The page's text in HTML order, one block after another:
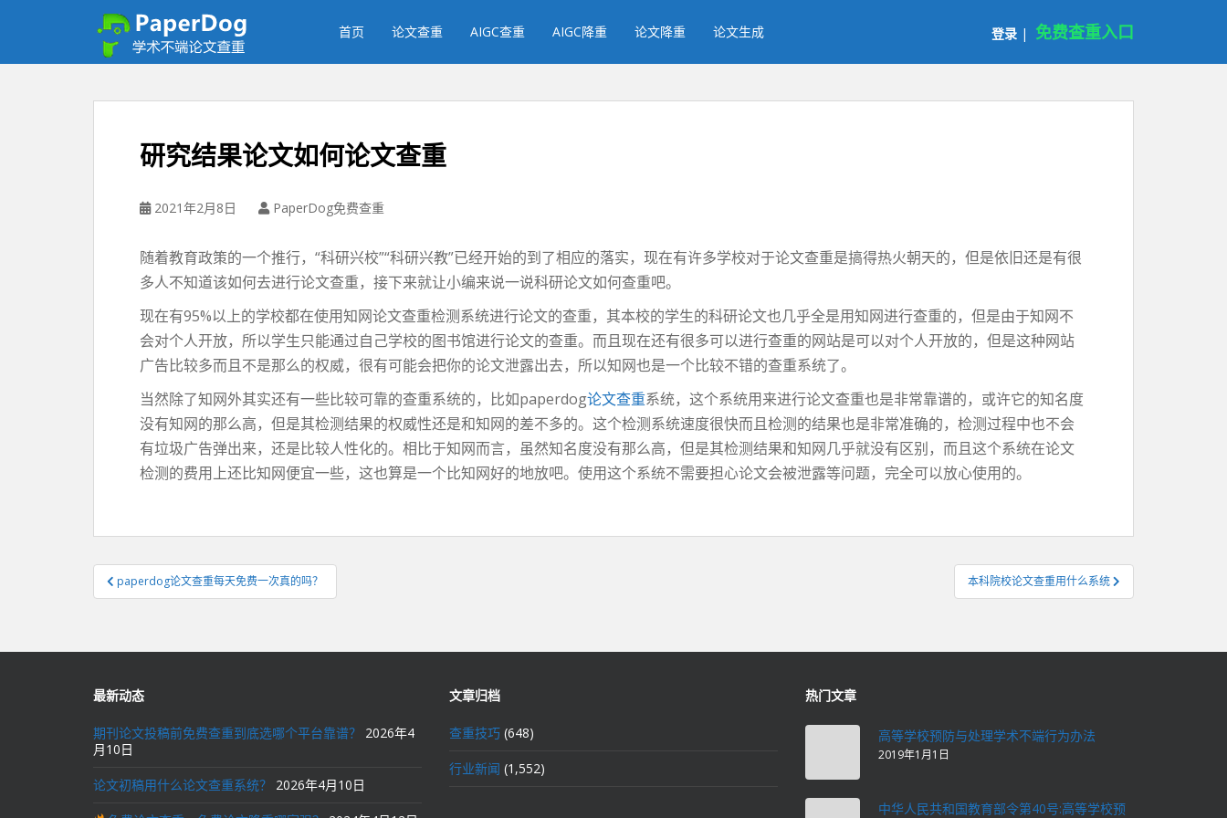
首页 论文查重 AIGC查重 AIGC降重 论文降重 论文生成 登录 | 免费查重入口
研究结果论文如何论文查重
2021年2月8日 PaperDog免费查重
随着教育政策的一个推行，“科研兴校”“科研兴教”已经开始的到了相应的落实，现在有许多学校对于论文查重是搞得热火朝天的，但是依旧还是有很
多人不知道该如何去进行论文查重，接下来就让小编来说一说科研论文如何查重吧。
现在有95%以上的学校都在使用知网论文查重检测系统进行论文的查重，其本校的学生的科研论文也几乎全是用知网进行查重的，但是由于知网不
会对个人开放，所以学生只能通过自己学校的图书馆进行论文的查重。而且现在还有很多可以进行查重的网站是可以对个人开放的，但是这种网站
广告比较多而且不是那么的权威，很有可能会把你的论文泄露出去，所以知网也是一个比较不错的查重系统了。
当然除了知网外其实还有一些比较可靠的查重系统的，比如paperdog论文查重系统，这个系统用来进行论文查重也是非常靠谱的，或许它的知名度
没有知网的那么高，但是其检测结果的权威性还是和知网的差不多的。这个检测系统速度很快而且检测的结果也是非常准确的，检测过程中也不会
有垃圾广告弹出来，还是比较人性化的。相比于知网而言，虽然知名度没有那么高，但是其检测结果和知网几乎就没有区别，而且这个系统在论文
检测的费用上还比知网便宜一些，这也算是一个比知网好的地放吧。使用这个系统不需要担心论文会被泄露等问题，完全可以放心使用的。
文
章
航
paperdog论文查重每天免费一次真的吗？ 本科院校论文查重用什么系统
最新动态
期刊论文投稿前免费查重到底选哪个平台靠谱？
2026年4
月10日
论文初稿用什么论文查重系统？ 2026年4月10日
文章归档
查重技巧 (648)
行业新闻 (1,552)
热门文章
高等学校预防与处理学术不端行为办法
2019年1月1日
中华人民共和国教育部令第40号:高等学校预